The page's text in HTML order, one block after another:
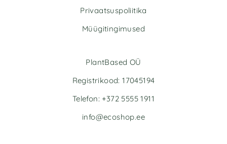
:
Privaatsuspoliitika
Müügitingimused
PlantBased OÜ
Registrikood: 17045194
Telefon: +372 5555 1911
info@ecoshop.ee